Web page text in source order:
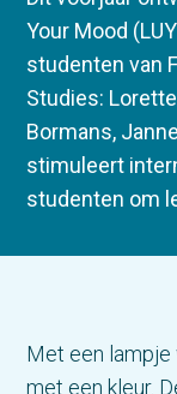
Your Mood
studenten van
Studies:
Bormans,
stimuleert
studenten om
Met een
met een kleur.